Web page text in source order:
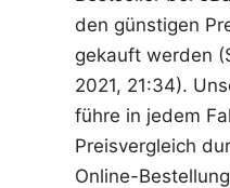
den günstigen
gekauft werden
2021, 21:34).
führe in jedem
Preisvergleich
Online-